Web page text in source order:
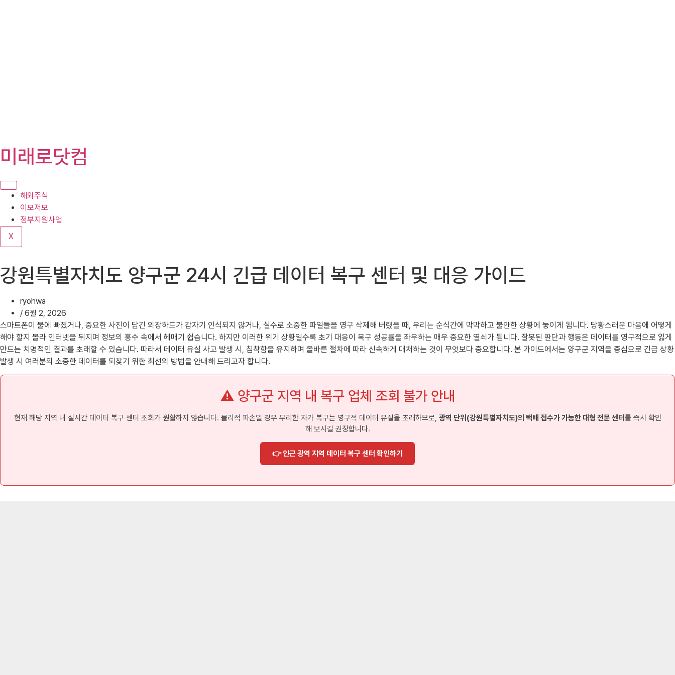
텐
로
기
미래로닷컴
해외주식
이모저모
정부지원사업
X
강원특별자치도 양구군 24시 긴급 데이터 복구 센터 및 대응 가이드
ryohwa
/ 6월 2, 2026
스마트폰이 물에 빠졌거나, 중요한 사진이 담긴 외장하드가 갑자기 인식되지 않거나, 실수로 소중한 파일들을 영구 삭제해 버렸을 때, 우리는 순식간에 막막하고 불안한 상황에 놓이게 됩니다. 당황스러운 마음에 어떻게
해야 할지 몰라 인터넷을 뒤지며 정보의 홍수 속에서 헤매기 쉽습니다. 하지만 이러한 위기 상황일수록 초기 대응이 복구 성공률을 좌우하는 매우 중요한 열쇠가 됩니다. 잘못된 판단과 행동은 데이터를 영구적으로 잃게
만드는 치명적인 결과를 초래할 수 있습니다. 따라서 데이터 유실 사고 발생 시, 침착함을 유지하며 올바른 절차에 따라 신속하게 대처하는 것이 무엇보다 중요합니다. 본 가이드에서는 양구군 지역을 중심으로 긴급 상황
발생 시 여러분의 소중한 데이터를 되찾기 위한 최선의 방법을 안내해 드리고자 합니다.
⚠️ 양구군 지역 내 복구 업체 조회 불가 안내
현재 해당 지역 내 실시간 데이터 복구 센터 조회가 원활하지 않습니다. 물리적 파손일 경우 무리한 자가 복구는 영구적 데이터 유실을 초래하므로, 광역 단위(강원특별자치도)의 택배 접수가 가능한 대형 전문 센터를 즉시 확인
해 보시길 권장합니다.
👉 인근 광역 지역 데이터 복구 센터 확인하기